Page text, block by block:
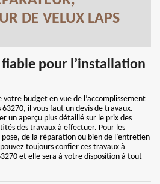
DE VELUX LAPS
pour l’installation
budget en vue de l’accomplissement
il vous faut un devis de travaux.
un aperçu plus détaillé sur le prix des
des travaux à effectuer. Pour les
de la réparation ou bien de l’entretien
toujours confier ces travaux à
et elle sera à votre disposition à tout